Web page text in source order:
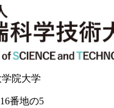
院大学
番地の5